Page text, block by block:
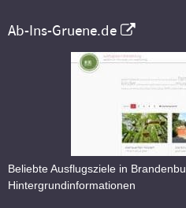
Ab-Ins-Gruene.de
Beliebte Ausflugsziele in
Hintergrundinformationen